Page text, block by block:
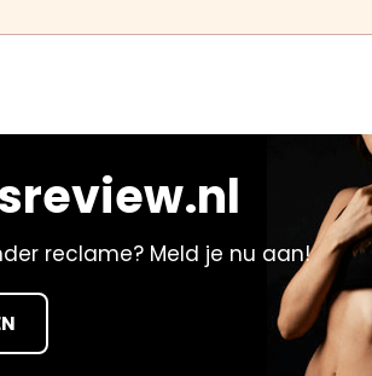
reclame? Meld je nu aan!